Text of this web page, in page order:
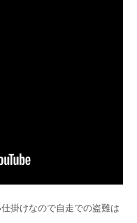
掛けなので自走での盗難は